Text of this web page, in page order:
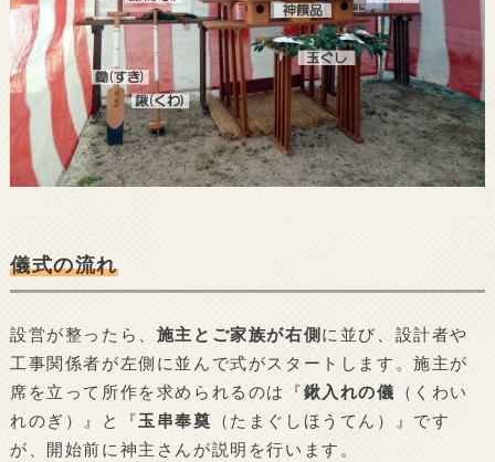
儀式の流れ
設営が整ったら、 施主とご家族が右側 に並び、設計者や
工事関係者が左側に並んで式がスタートします。施主が
席を立って所作を求められるのは『鍬入れの儀 （くわい
れのぎ）』と『玉串奉奠 （たまぐしほうてん）』です
が、開始前に神主さんが説明を行います。